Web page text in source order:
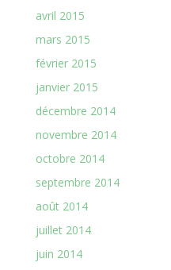
avril 2015
mars 2015
février 2015
janvier 2015
décembre 2014
novembre 2014
octobre 2014
septembre 2014
août 2014
juillet 2014
juin 2014